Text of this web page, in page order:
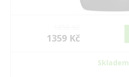
1359 Kč
Skladem